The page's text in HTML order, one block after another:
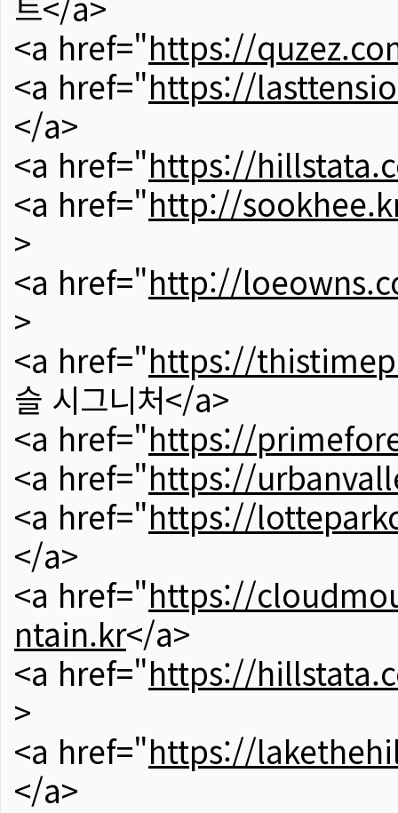
<a href="https://
<a href="https://
</a>
<a href="https://
<a href="http://
>
<a href="http://
>
<a href="https://
슬 시그니처</a>
<a href="https://
<a href="https://
<a href="https://
</a>
<a href="https://
ntain.kr</a>
<a href="https://
>
<a href="https://
</a>